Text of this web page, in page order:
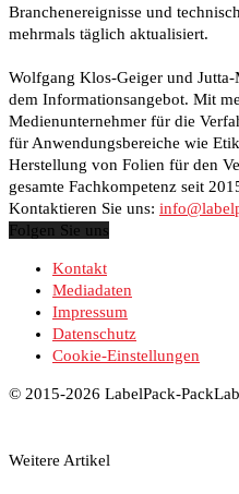
Branchenereignisse und
mehrmals täglich aktualisiert.
Wolfgang Klos-Geiger und
dem Informationsangebot. Mit
Medienunternehmer für die
für Anwendungsbereiche wie
Herstellung von Folien für den
gesamte Fachkompetenz seit
Kontaktieren Sie uns:
Folgen Sie uns
Kontakt
Mediadaten
Impressum
Datenschutz
Cookie-Einstellungen
© 2015-2026 LabelPack-
Weitere Artikel